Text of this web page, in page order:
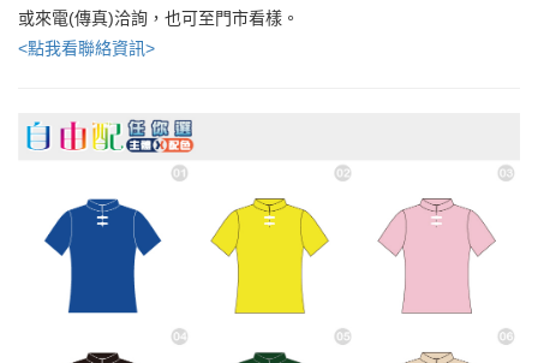
或來電(傳真)洽詢，也可至門市看樣。
<點我看聯絡資訊>